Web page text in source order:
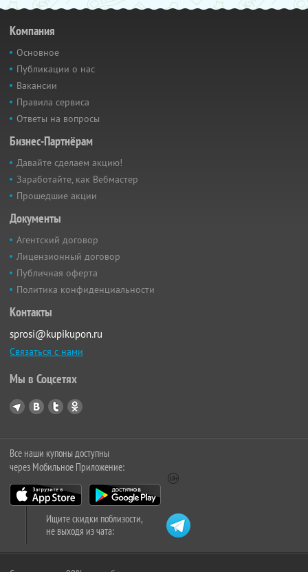
Компания
Основное
Публикации о нас
Вакансии
Правила сервиса
Ответы на вопросы
Бизнес-Партнёрам
Давайте сделаем акцию!
Заработайте, как Вебмастер
Прошедшие акции
Документы
Агентский договор
Лицензионный договор
Публичная оферта
Политика конфиденциальности
Контакты
sprosi@kupikupon.ru
Связаться с нами
Мы в Соцсетях
Все наши купоны доступны
через Мобильное Приложение:
Ищите скидки поблизости,
не выходя из чата: